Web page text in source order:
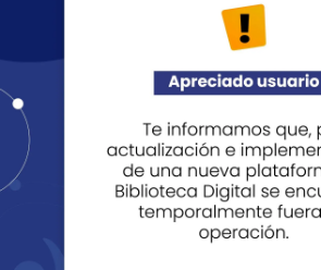
Entendido